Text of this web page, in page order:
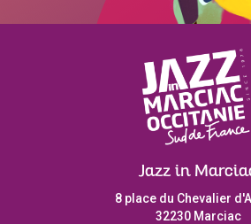
Jazz in
8 place du Chevalier
32230 Marciac